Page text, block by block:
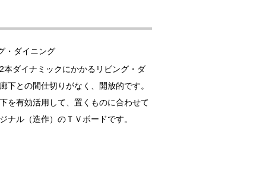
・ダイニング
本ダイナミックにかかるリビング・ダ
下との間仕切りがなく、開放的です。
を有効活用して、置くものに合わせて
ナル（造作）のＴＶボードです。